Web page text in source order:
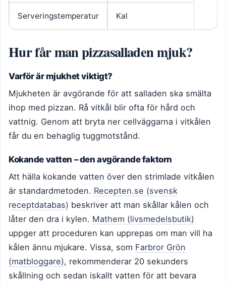
Serveringstemperatur Kal
Hur får man pizzasalladen mjuk?
Varför är mjukhet viktigt?
Mjukheten är avgörande för att salladen ska smälta
ihop med pizzan. Rå vitkål blir ofta för hård och
vattnig. Genom att bryta ner cellväggarna i vitkålen
får du en behaglig tuggmotstånd.
Kokande vatten – den avgörande faktorn
Att hälla kokande vatten över den strimlade vitkålen
är standardmetoden. Recepten.se (svensk
receptdatabas) beskriver att man skållar kålen och
låter den dra i kylen. Mathem (livsmedelsbutik)
uppger att proceduren kan upprepas om man vill ha
kålen ännu mjukare. Vissa, som Farbror Grön
(matbloggare), rekommenderar 20 sekunders
skållning och sedan iskallt vatten för att bevara